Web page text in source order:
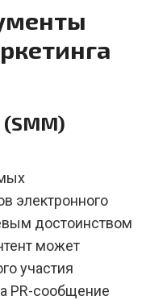
электронного
достоинством
может
участия
PR-сообщение